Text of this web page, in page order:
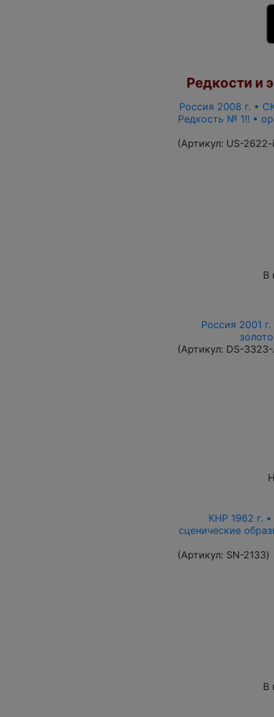
Редкости и
Россия 2008 г. •
Редкость № 1!! •
(Артикул: US-
В
Россия 2001
(Артикул: DS-
КНР 1962 г. •
сценические
(Артикул: SN-2133)
В